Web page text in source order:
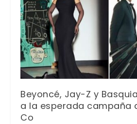
Beyoncé, Jay-Z y
a la esperada campaña
Co